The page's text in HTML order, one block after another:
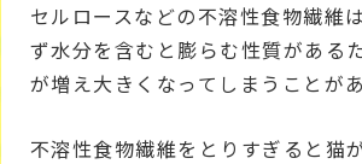
セルロースなどの不溶性食物繊維
ず水分を含むと膨らむ性質がある
が増え大きくなってしまうことがあ
不溶性食物繊維をとりすぎると猫